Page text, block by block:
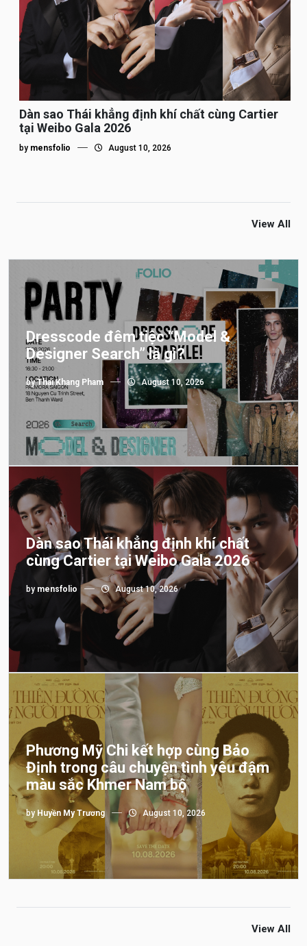
Dàn sao Thái khẳng định khí chất cùng Cartier
tại Weibo Gala 2026
by mensfolio August 10, 2026
View All
Dresscode đêm tiệc “Model &
Designer Search” là gì?
byThai Khang Pham August 10, 2026
Dàn sao Thái khẳng định khí chất
cùng Cartier tại Weibo Gala 2026
by mensfolio August 10, 2026
Phương Mỹ Chi kết hợp cùng Bảo
Định trong câu chuyện tình yêu đậm
màu sắc Khmer Nam bộ
by Huyền My Trương August 10, 2026
View All